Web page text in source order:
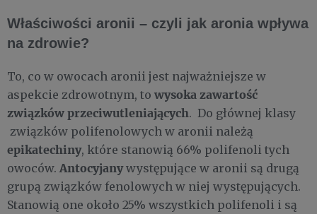
Właściwości aronii – czyli jak aronia wpływa
na zdrowie?
To, co w owocach aronii jest najważniejsze w
aspekcie zdrowotnym, to wysoka zawartość
związków przeciwutleniających. Do głównej klasy
związków polifenolowych w aronii należą
epikatechiny, które stanowią 66% polifenoli tych
owoców.Antocyjanywystępujące w aronii są drugą
grupą związków fenolowych w niej występujących.
Stanowią one około 25% wszystkich polifenoli i są